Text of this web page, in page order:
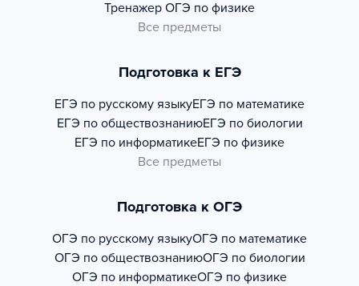
Тренажер ОГЭ по физике
Все предметы
Подготовка к ЕГЭ
ЕГЭ по русскому языкуЕГЭ по математике
ЕГЭ по обществознаниюЕГЭ по биологии
ЕГЭ по информатикеЕГЭ по физике
Все предметы
Подготовка к ОГЭ
ОГЭ по русскому языкуОГЭ по математике
ОГЭ по обществознаниюОГЭ по биологии
ОГЭ по информатикеОГЭ по физике